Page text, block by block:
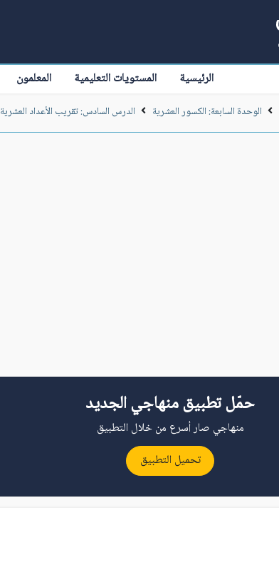
الرئيسية المستويات التعليمية المعلمون
الوحدة السابعة: الكسور العشرية الدرس السادس: تقريب الأعداد العشرية
حمّل تطبيق منهاجي الجديد
منهاجي صار أسرع من خلال التطبيق
تحميل التطبيق